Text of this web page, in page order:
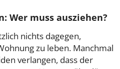
Wer muss ausziehen?
nichts dagegen,
zu leben. Manchmal
verlangen, dass der